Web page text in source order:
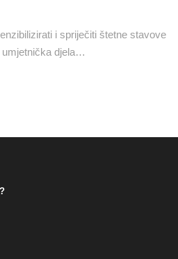
i spriječiti štetne stavove
umjetnička djela…